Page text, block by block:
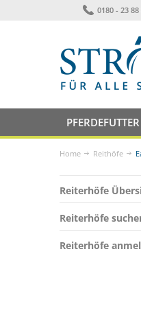
0180 - 23 88
PFERDEFUTTER
Home Reithöfe
Reiterhöfe
Reiterhöfe
Reiterhöfe